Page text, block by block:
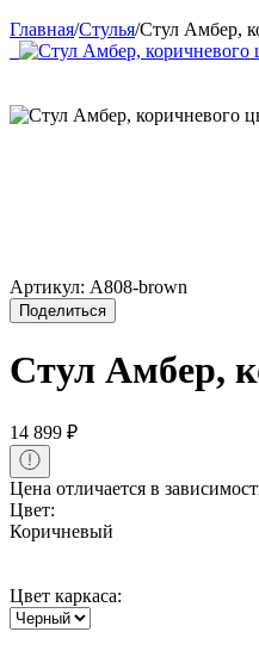
Главная/Стулья/Стул Амбер,
Артикул: А808-brown
Поделиться
Стул Амбер,
14 899 ₽
Цена отличается в
Цвет:
Коричневый
Цвет каркаса: